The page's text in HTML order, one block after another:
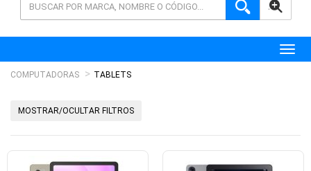
AVANZADA
COMPUTADORAS TABLETS
MOSTRAR/OCULTAR FILTROS